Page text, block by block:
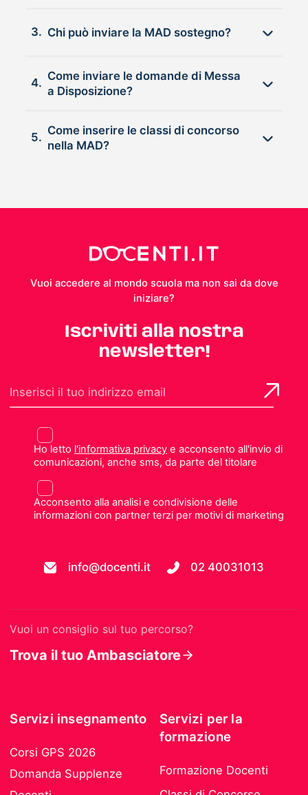
3. Chi può inviare la MAD sostegno?
4.
Come inviare le domande di Messa
a Disposizione?
5.
Come inserire le classi di concorso
nella MAD?
Vuoi accedere al mondo scuola ma non sai da dove
iniziare?
Iscriviti alla nostra
newsletter!
Ho letto l'informativa privacye acconsento all'invio di
comunicazioni, anche sms, da parte del titolare
Acconsento alla analisi e condivisione delle
informazioni con partner terzi per motivi di marketing
info@docenti.it 02 40031013
Vuoi un consiglio sul tuo percorso?
Trova il tuo Ambasciatore
Servizi insegnamento
Corsi GPS 2026
Domanda Supplenze
Servizi per la
formazione
Formazione Docenti